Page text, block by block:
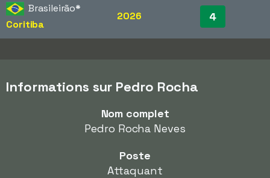
Brasileirão*
Coritiba
2026 4
Informations sur Pedro Rocha
Nom complet
Pedro Rocha Neves
Poste
Attaquant